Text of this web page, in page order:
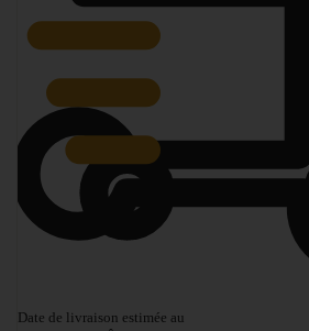
Date de livraison estimée au